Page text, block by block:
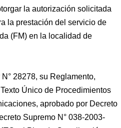
la autorización solicitada
la prestación del servicio de
(FM) en la localidad de
28278, su Reglamento,
Único de Procedimientos
aprobado por Decreto
Supremo N° 038-2003-